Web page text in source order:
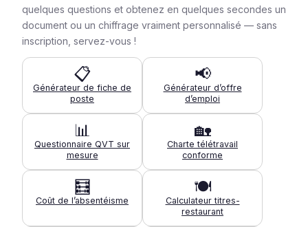
quelques questions et obtenez en quelques secondes un
document ou un chiffrage vraiment personnalisé — sans
inscription, servez-vous !
📋
Générateur de fiche de
poste
📢
Générateur d’offre
d’emploi
📊
Questionnaire QVT sur
mesure
🏡
Charte télétravail
conforme
🧮
Coût de l’absentéisme
🍽️
Calculateur titres-
restaurant